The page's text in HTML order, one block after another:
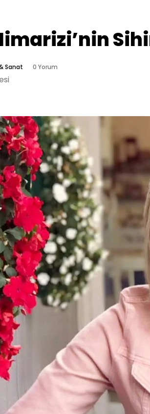
Sanat 0 Yorum